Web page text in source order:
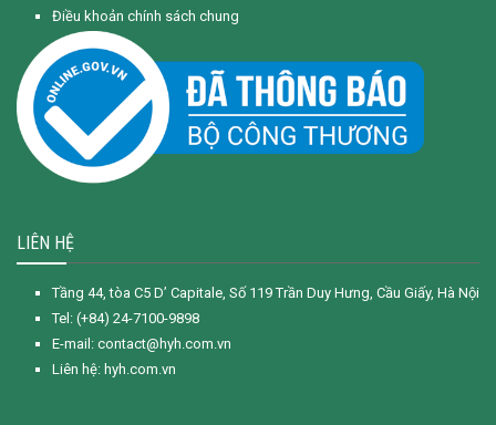
Điều khoản chính sách chung
LIÊN HỆ
Tầng 44, tòa C5 D’ Capitale, Số 119 Trần Duy Hưng, Cầu Giấy, Hà Nội
Tel: (+84) 24-7100-9898
E-mail: contact@hyh.com.vn
Liên hệ: hyh.com.vn